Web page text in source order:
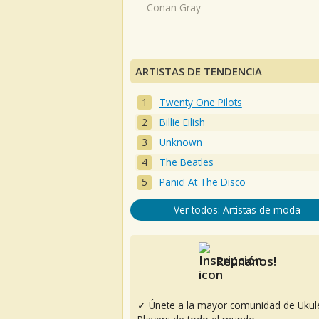
Conan Gray
ARTISTAS DE TENDENCIA
Twenty One Pilots
Billie Eilish
Unknown
The Beatles
Panic! At The Disco
Ver todos: Artistas de moda
Reúnanos!
✓ Únete a la mayor comunidad de